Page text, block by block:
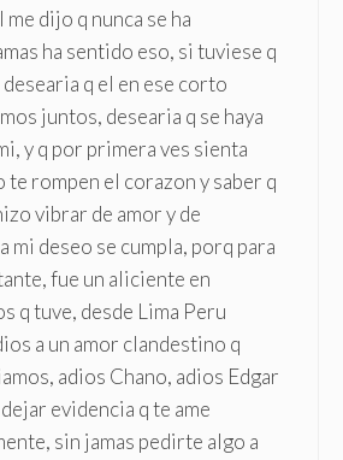
dijo q nunca se ha
ha sentido eso, si tuviese q
q el en ese corto
juntos, desearia q se haya
y q por primera ves sienta
te rompen el corazon y saber q
vibrar de amor y de
mi deseo se cumpla, porq para
fue un aliciente en
q tuve, desde Lima Peru
a un amor clandestino q
adios Chano, adios Edgar
evidencia q te ame
sin jamas pedirte algo a